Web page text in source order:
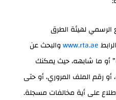
الرسمي لهيئة الطرق
والبحث عن
أو ما شابهه، حيث يمكنك
أو رقم الملف المروري، أو حتى
على أية مخالفات مسجلة.